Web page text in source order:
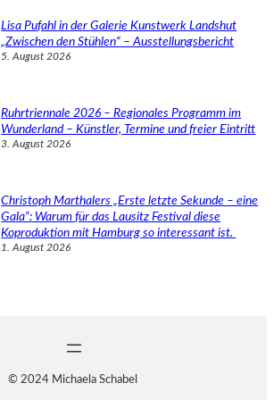
Lisa Pufahl in der Galerie Kunstwerk Landshut
„Zwischen den Stühlen“ – Ausstellungsbericht
5. August 2026
Ruhrtriennale 2026 – Regionales Programm im
Wunderland – Künstler, Termine und freier Eintritt
3. August 2026
Christoph Marthalers „Erste letzte Sekunde – eine
Gala“: Warum für das Lausitz Festival diese
Koproduktion mit Hamburg so interessant ist.
1. August 2026
© 2024 Michaela Schabel